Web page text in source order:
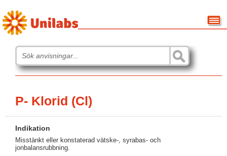
P- Klorid (Cl)
Indikation
Misstänkt eller konstaterad vätske-, syrabas- och
jonbalansrubbning.